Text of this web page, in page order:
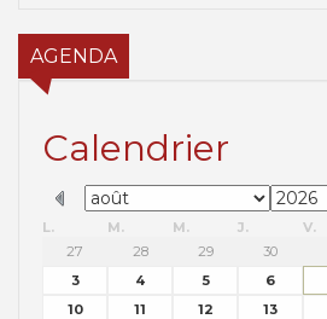
AGENDA
Calendrier
L. M. M. J. V.
27
28 29 30
3
4 5 6
10
11 12 13